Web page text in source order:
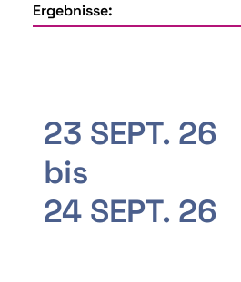
Ergebnisse:
23 SEPT. 26
bis
24 SEPT. 26